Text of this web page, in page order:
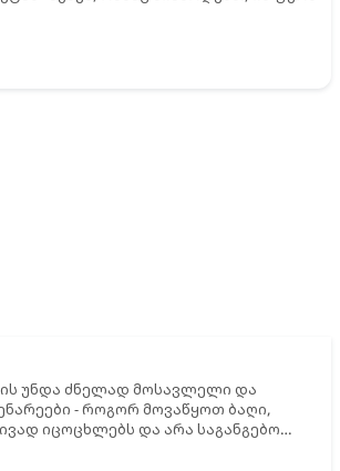
უნდა ძნელად მოსავლელი და
- როგორ მოვაწყოთ ბაღი,
იცოცხლებს და არა საგანგებო